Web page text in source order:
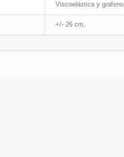
Viscoelástica y grafeno
+/- 26 cm.